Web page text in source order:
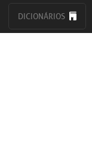
DICIONÁRIOS